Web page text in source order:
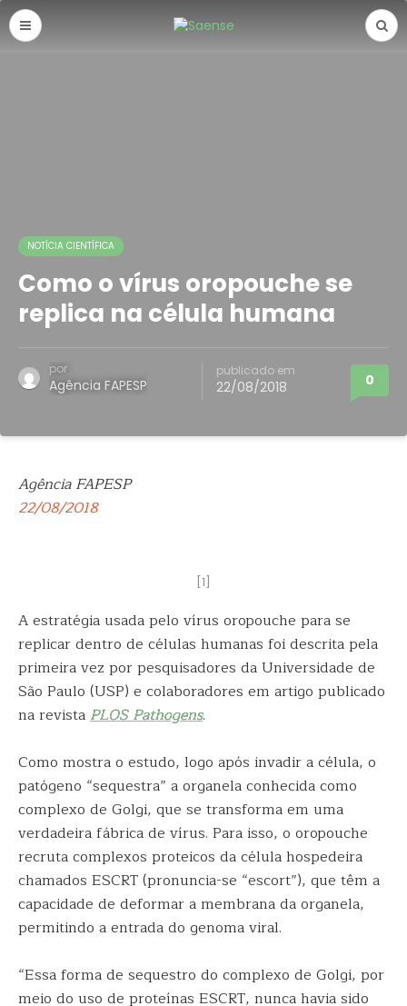
NOTÍCIA CIENTÍFICA
Como o vírus oropouche se
replica na célula humana
por
Agência FAPESP
publicado em
22/08/2018 0
Agência FAPESP
22/08/2018
[1]
A estratégia usada pelo vírus oropouche para se
replicar dentro de células humanas foi descrita pela
primeira vez por pesquisadores da Universidade de
São Paulo (USP) e colaboradores em artigo publicado
na revistaPLOS Pathogens.
Como mostra o estudo, logo após invadir a célula, o
patógeno “sequestra” a organela conhecida como
complexo de Golgi, que se transforma em uma
verdadeira fábrica de vírus. Para isso, o oropouche
recruta complexos proteicos da célula hospedeira
chamados ESCRT (pronuncia-se “escort”), que têm a
capacidade de deformar a membrana da organela,
permitindo a entrada do genoma viral.
“Essa forma de sequestro do complexo de Golgi, por
meio do uso de proteínas ESCRT, nunca havia sido